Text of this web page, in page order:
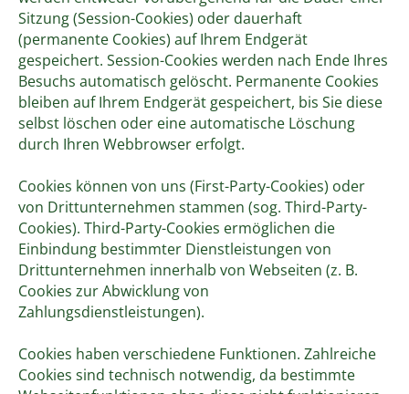
Sitzung (Session-Cookies) oder dauerhaft
(permanente Cookies) auf Ihrem Endgerät
gespeichert. Session-Cookies werden nach Ende Ihres
Besuchs automatisch gelöscht. Permanente Cookies
bleiben auf Ihrem Endgerät gespeichert, bis Sie diese
selbst löschen oder eine automatische Löschung
durch Ihren Webbrowser erfolgt.
Cookies können von uns (First-Party-Cookies) oder
von Drittunternehmen stammen (sog. Third-Party-
Cookies). Third-Party-Cookies ermöglichen die
Einbindung bestimmter Dienstleistungen von
Drittunternehmen innerhalb von Webseiten (z. B.
Cookies zur Abwicklung von
Zahlungsdienstleistungen).
Cookies haben verschiedene Funktionen. Zahlreiche
Cookies sind technisch notwendig, da bestimmte